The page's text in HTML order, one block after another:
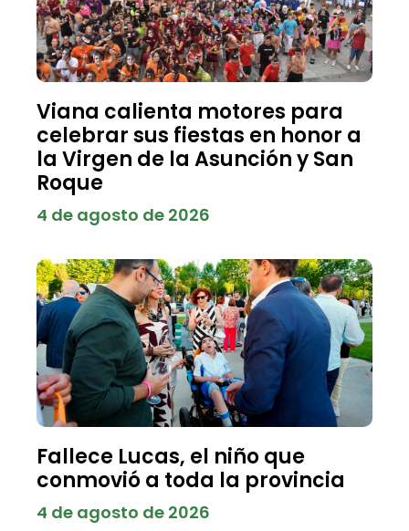
Viana calienta motores para
celebrar sus fiestas en honor a
la Virgen de la Asunción y San
Roque
4 de agosto de 2026
Fallece Lucas, el niño que
conmovió a toda la provincia
4 de agosto de 2026